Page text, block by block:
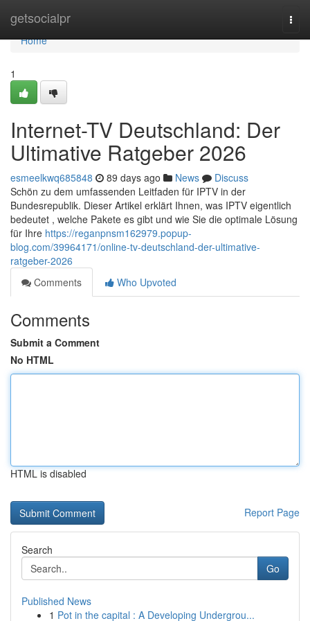
getsocialpr
Home
Home
1
Internet-TV Deutschland: Der
Ultimative Ratgeber 2026
esmeelkwq685848 89 days ago News
Discuss
Schön zu dem umfassenden Leitfaden für IPTV in der
Bundesrepublik. Dieser Artikel erklärt Ihnen, was IPTV eigentlich
bedeutet , welche Pakete es gibt und wie Sie die optimale Lösung
für Ihre https://reganpnsm162979.popup-
blog.com/39964171/online-tv-deutschland-der-ultimative-
ratgeber-2026
Comments
Who Upvoted
Comments
Submit a Comment
No HTML
HTML is disabled
Report Page
Search
Go
Published News
1 Pot in the capital : A Developing Undergrou...